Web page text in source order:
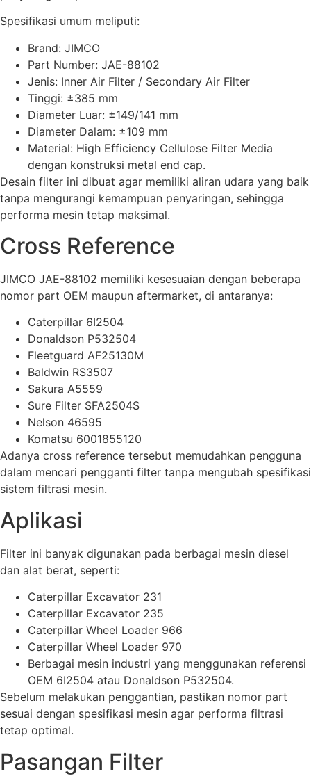
Spesifikasi umum meliputi:
Brand: JIMCO
Part Number: JAE-88102
Jenis: Inner Air Filter / Secondary Air Filter
Tinggi: ±385 mm
Diameter Luar: ±149/141 mm
Diameter Dalam: ±109 mm
Material: High Efficiency Cellulose Filter Media
dengan konstruksi metal end cap.
Desain filter ini dibuat agar memiliki aliran udara yang baik
tanpa mengurangi kemampuan penyaringan, sehingga
performa mesin tetap maksimal.
Cross Reference
JIMCO JAE-88102 memiliki kesesuaian dengan beberapa
nomor part OEM maupun aftermarket, di antaranya:
Caterpillar 6I2504
Donaldson P532504
Fleetguard AF25130M
Baldwin RS3507
Sakura A5559
Sure Filter SFA2504S
Nelson 46595
Komatsu 6001855120
Adanya cross reference tersebut memudahkan pengguna
dalam mencari pengganti filter tanpa mengubah spesifikasi
sistem filtrasi mesin.
Aplikasi
Filter ini banyak digunakan pada berbagai mesin diesel
dan alat berat, seperti:
Caterpillar Excavator 231
Caterpillar Excavator 235
Caterpillar Wheel Loader 966
Caterpillar Wheel Loader 970
Berbagai mesin industri yang menggunakan referensi
OEM 6I2504 atau Donaldson P532504.
Sebelum melakukan penggantian, pastikan nomor part
sesuai dengan spesifikasi mesin agar performa filtrasi
tetap optimal.
Pasangan Filter